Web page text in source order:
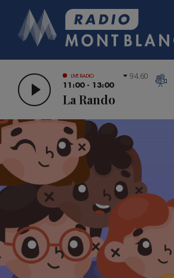
LIVE RADIO
11:00 - 13:00
La Rando
94.60